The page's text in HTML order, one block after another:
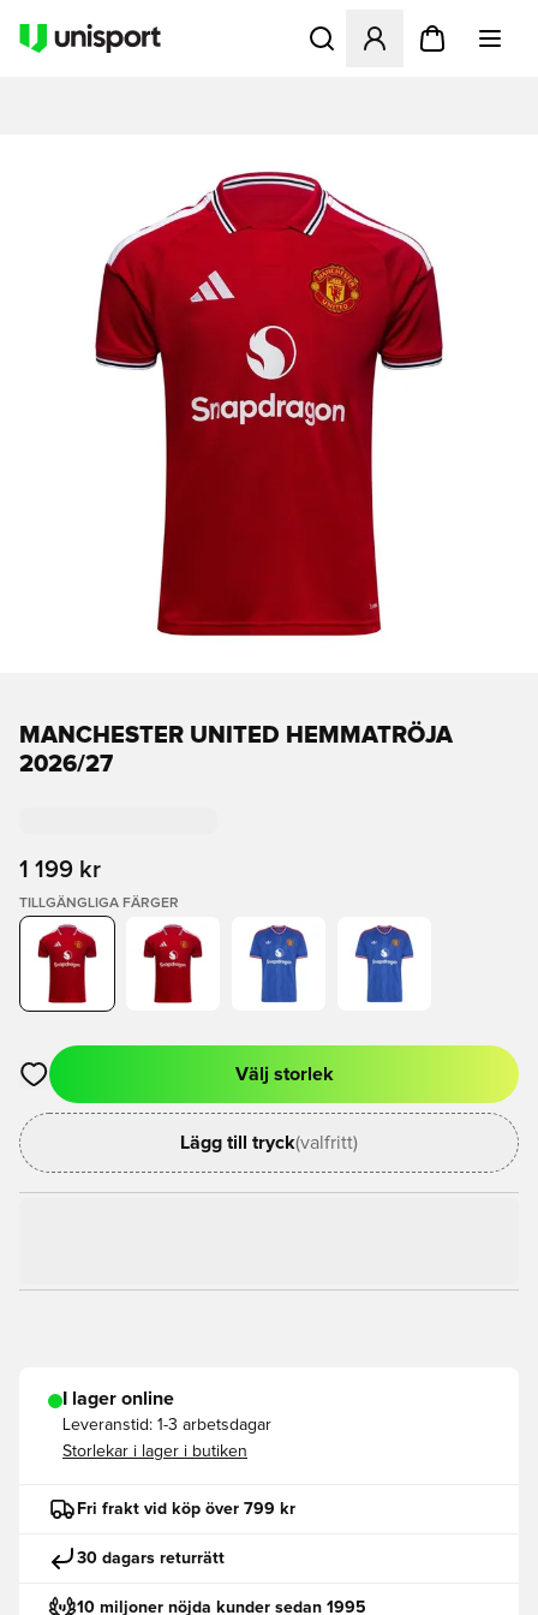
Öppnar en Modal för att
MANCHESTER UNITED HEMMATRÖJA
2026/27
1 199 kr
TILLGÄNGLIGA FÄRGER
Öppnar en Modal för att logga in eller registrera dig som
Välj storlek
Lägg till tryck(valfritt)
I lager online
Leveranstid: 1-3 arbetsdagar
Storlekar i lager i butiken
Fri frakt vid köp över 799 kr
30 dagars returrätt
10 miljoner nöjda kunder sedan 1995